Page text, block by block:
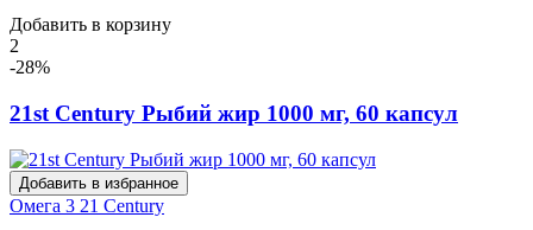
Добавить в корзину
2
-28%
21st Century Рыбий жир 1000 мг, 60 капсул
Добавить в избранное
Омега 3 21 Century